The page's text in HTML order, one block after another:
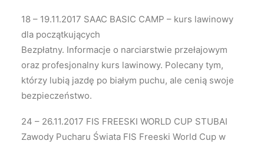
18 – 19.11.2017 SAAC BASIC CAMP – kurs lawinowy
dla początkujących
Bezpłatny. Informacje o narciarstwie przełajowym
oraz profesjonalny kurs lawinowy. Polecany tym,
którzy lubią jazdę po białym puchu, ale cenią swoje
bezpieczeństwo.
24 – 26.11.2017 FIS FREESKI WORLD CUP STUBAI
Zawody Pucharu Świata FIS Freeski World Cup w